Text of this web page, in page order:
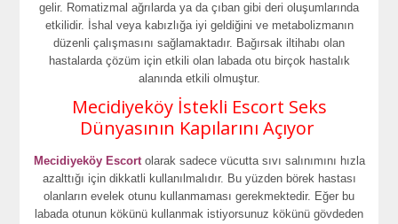
gelir. Romatizmal ağrılarda ya da çıban gibi deri oluşumlarında
etkilidir. İshal veya kabızlığa iyi geldiğini ve metabolizmanın
düzenli çalışmasını sağlamaktadır. Bağırsak iltihabı olan
hastalarda çözüm için etkili olan labada otu birçok hastalık
alanında etkili olmuştur.
Mecidiyeköy İstekli Escort Seks
Dünyasının Kapılarını Açıyor
Mecidiyeköy Escortolarak sadece vücutta sıvı salınımını hızla
azalttığı için dikkatli kullanılmalıdır. Bu yüzden börek hastası
olanların evelek otunu kullanmaması gerekmektedir. Eğer bu
labada otunun kökünü kullanmak istiyorsunuz kökünü gövdeden